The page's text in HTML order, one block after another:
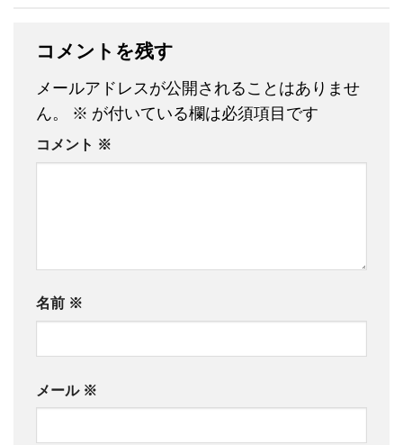
コメントを残す
メールアドレスが公開されることはありませ
ん。
※ が付いている欄は必須項目です
コメント ※
名前 ※
メール ※